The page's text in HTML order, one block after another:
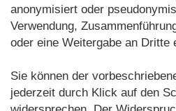
anonymisiert oder
Verwendung,
oder eine Weitergabe an Dritte
Sie können der
jederzeit durch Klick auf den